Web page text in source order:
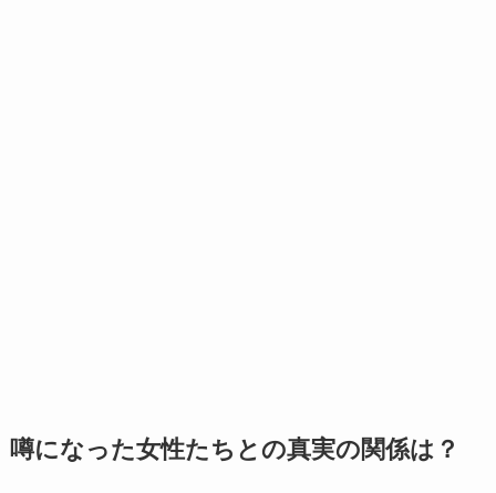
噂になった女性たちとの真実の関係は？